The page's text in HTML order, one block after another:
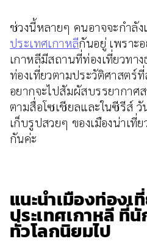
ช่วงนี้หลายๆ คนอาจจะกำลั
ประเทศเกาหลีกันอยู่ เพราะ
เกาหลีมีสถานที่ท่องเที่ยวทา
ท่องเที่ยวตามประวัติศาสตร์
อยากจะไปสัมผัสบรรยากาศ
ตามสื่อโซเชียลและในซีรีส์
เก็บรูปสวยๆ ของเมืองน่าเที่
กันค่ะ
แนะนำเมืองท่อง
ประเทศเกาหลี ที่
ทั่วโลกนิยมไป